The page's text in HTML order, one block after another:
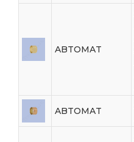
ABTOMAT
ABTOMAT